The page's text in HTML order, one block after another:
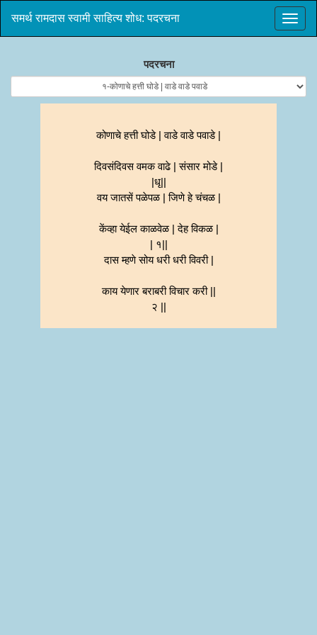
समर्थ रामदास स्वामी साहित्य शोध: पदरचना
पदरचना
कोणाचे हत्ती घोडे | वाडे वाडे पवाडे |
दिवसंदिवस वमक वाढे | संसार मोडे |
|धृ||
वय जातसें पळेपळ | जिणे हे चंचळ |
केंव्हा येईल काळवेळ | देह विकळ |
| १||
दास म्हणे सोय धरी धरी विवरी |
काय येणार बराबरी विचार करी ||
२ ||